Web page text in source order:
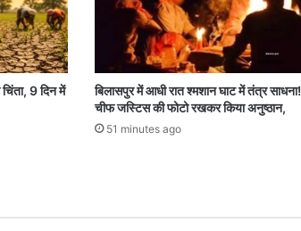
र्श
न
न
हीं
क
रें
र्दे
चिंता, 9 दिन में
बिलासपुर में आधी रात श्मशान घाट में तंत्र साधना!
चीफ जस्टिस की फोटो रखकर किया अनुष्ठान,
51 minutes ago